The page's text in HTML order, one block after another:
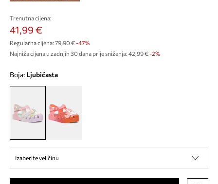
Trenutna cijena:
41,99 €
Regularna cijena: 79,90 €-47%
Najniža cijena u zadnjih 30 dana prije sniženja: 42,99 € -2%
Boja: ljubičasta
Izaberite veličinu